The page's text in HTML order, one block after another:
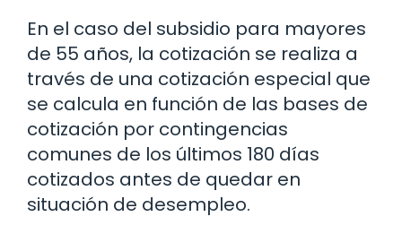
En el caso del subsidio para mayores
de 55 años, la cotización se realiza a
través de una cotización especial que
se calcula en función de las bases de
cotización por contingencias
comunes de los últimos 180 días
cotizados antes de quedar en
situación de desempleo.